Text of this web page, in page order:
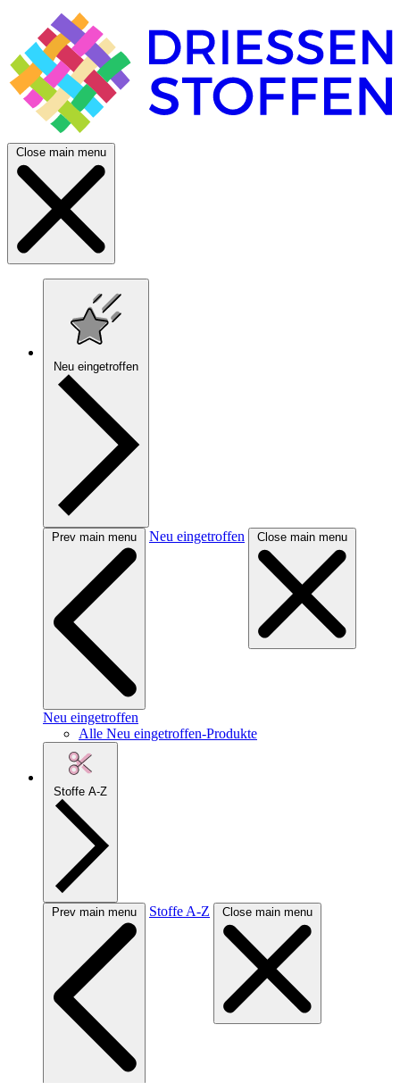
Close main menu
Neu eingetroffen
Prev main menu Neu eingetroffen Close main menu
Neu eingetroffen
Alle Neu eingetroffen-Produkte
Stoffe A-Z
Prev main menu Stoffe A-Z Close main menu